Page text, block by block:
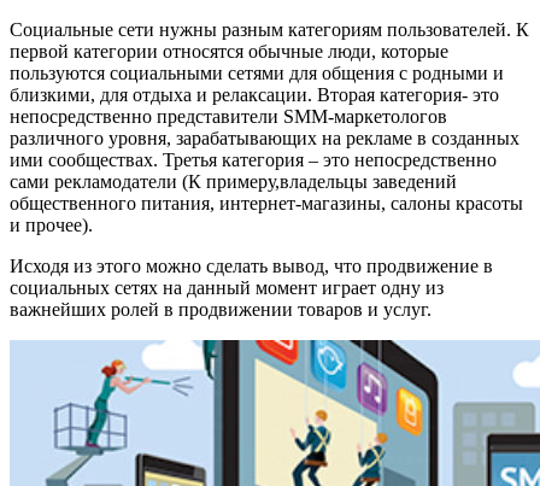
Социальные сети нужны разным категориям пользователей. К
первой категории относятся обычные люди, которые
пользуются социальными сетями для общения с родными и
близкими, для отдыха и релаксации. Вторая категория- это
непосредственно представители SMM-маркетологов
различного уровня, зарабатывающих на рекламе в созданных
ими сообществах. Третья категория – это непосредственно
сами рекламодатели (К примеру,владельцы заведений
общественного питания, интернет-магазины, салоны красоты
и прочее).
Исходя из этого можно сделать вывод, что продвижение в
социальных сетях на данный момент играет одну из
важнейших ролей в продвижении товаров и услуг.